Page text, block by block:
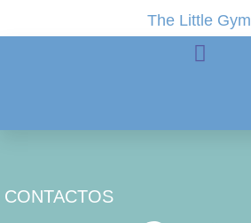
The Little Gym
CONTACTOS